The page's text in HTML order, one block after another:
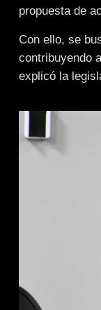
propuesta de
Con ello, se
contribuyendo
explicó la